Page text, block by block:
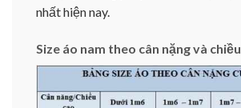
nhất hiện nay.
Size áo nam theo cân nặng và